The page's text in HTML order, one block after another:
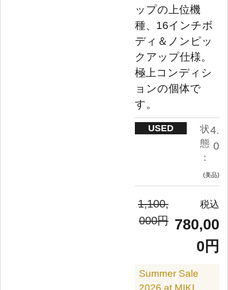
ップの上位機
種、16インチボ
ディ＆ノンピッ
クアップ仕様。
極上コンディシ
ョンの個体で
す。
USED
状
態
：
4.
0
美品
1,100,
000円 780,00
0円
Summer Sale
2026 at MIKI